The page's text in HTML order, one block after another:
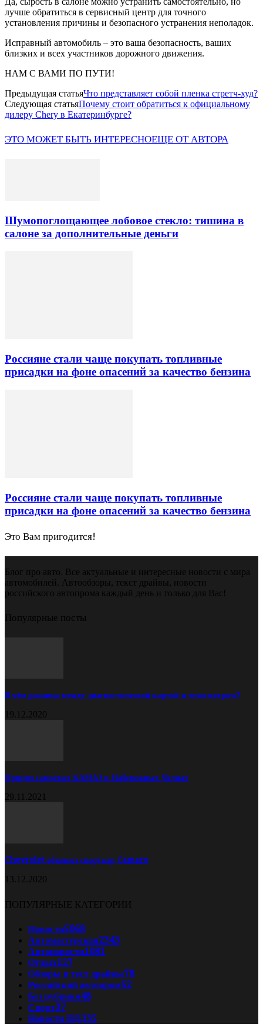
лучше обратиться в сервисный центр для точного
установления причины и безопасного устранения неполадок.
Исправный автомобиль – это ваша безопасность, ваших
близких и всех участников дорожного движения.
НАМ С ВАМИ ПО ПУТИ!
Предыдущая статьяЧто представляет собой пленка стретч-худ?
Следующая статьяПочему стоит обратиться к официальному
дилеру Chery в Екатеринбурге?
ЭТО МОЖЕТ БЫТЬ ИНТЕРЕСНОЕЩЕ ОТ АВТОРА
Шумопоглощающее лобовое стекло: тишина в
салоне за дополнительные деньги
Россияне стали чаще покупать топливные
присадки на фоне опасений за качество бензина
Россияне стали чаще покупать топливные
присадки на фоне опасений за качество бензина
Это Вам пригодится!
Блог про авто. Все актуальные и интересные новости с мира
автомобилей. Автообзоры, текст драйвы, новости
российского автопрома каждый день и только для Вас!
Популярные посты
В чём разница между диагностической картой и техосмотром?
19.12.2020
Прицеп самосвал КАМАЗ в Набережных Челнах
29.11.2021
Chevrolet обновил спорткар Camaro
13.12.2020
ПОПУЛЯРНЫЕ КАТЕГОРИИ
Новости5068
Автомастерская2343
Автоновости1081
Отдых127
Обзоры и тест драйвы78
Российский автопром52
Без рубрики48
Спорт37
Новости ПДД35